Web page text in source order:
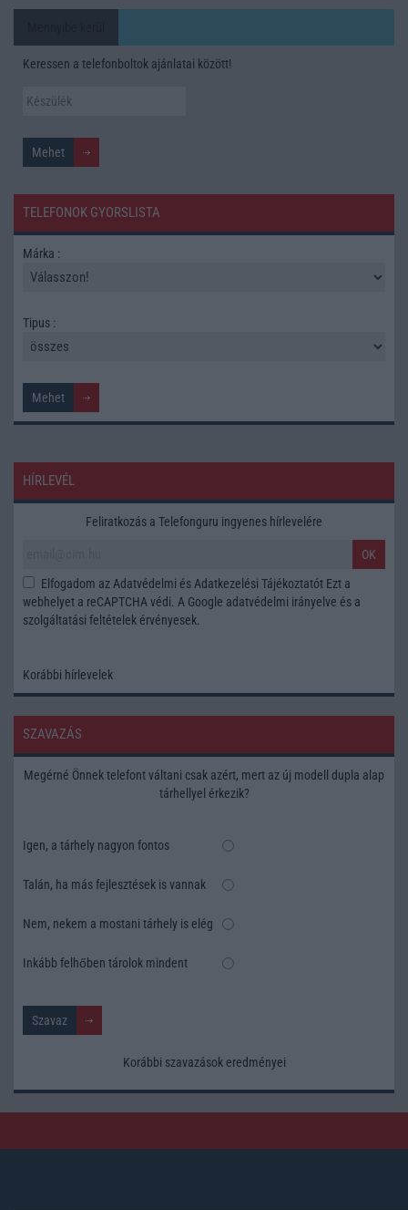
Keressen a telefonboltok ajánlatai között!
TELEFONOK GYORSLISTA
Márka :
Tipus :
HÍRLEVÉL
Feliratkozás a Telefonguru ingyenes hírlevelére
OK
Elfogadom azAdatvédelmi és Adatkezelési Tájékoztatót Ezt a
webhelyet a reCAPTCHA védi. A Google adatvédelmi irányelve és a
szolgáltatási feltételek érvényesek.
Korábbi hírlevelek
SZAVAZÁS
Megérné Önnek telefont váltani csak azért, mert az új modell dupla alap
tárhellyel érkezik?
Igen, a tárhely nagyon fontos
Talán, ha más fejlesztések is vannak
Nem, nekem a mostani tárhely is elég
Inkább felhőben tárolok mindent
Korábbi szavazások eredményei